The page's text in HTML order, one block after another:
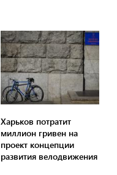
Харьков потратит
миллион гривен на
проект концепции
развития велодвижения